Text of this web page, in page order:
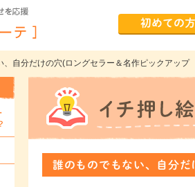
初めての
、自分だけの穴(ロングセラー＆名作ピックアッ
誰のものでもない、自分